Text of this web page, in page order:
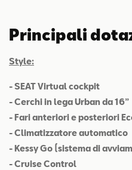
Principali
Style:
- SEAT Virtual cockpit
- Cerchi in lega Urban da 16”
- Fari anteriori e posteriori
- Climatizzatore automatico
- Kessy Go (sistema di
- Cruise Control